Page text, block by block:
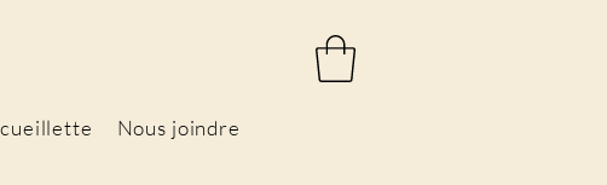
Nous joindre